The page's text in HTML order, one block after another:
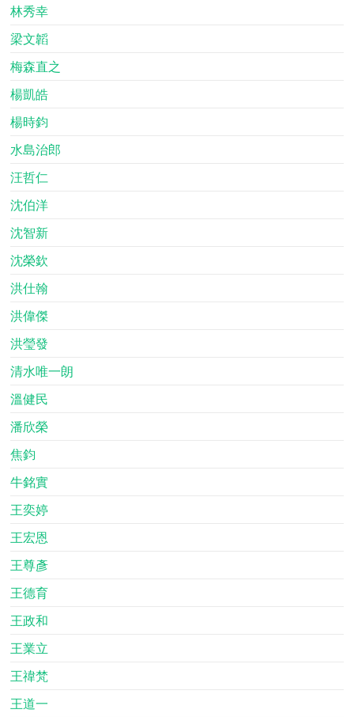
林秀幸
梁文韜
梅森直之
楊凱皓
楊時鈞
水島治郎
汪哲仁
沈伯洋
沈智新
沈榮欽
洪仕翰
洪偉傑
洪瑩發
清水唯一朗
溫健民
潘欣榮
焦鈞
牛銘實
王奕婷
王宏恩
王尊彥
王德育
王政和
王業立
王禕梵
王道一